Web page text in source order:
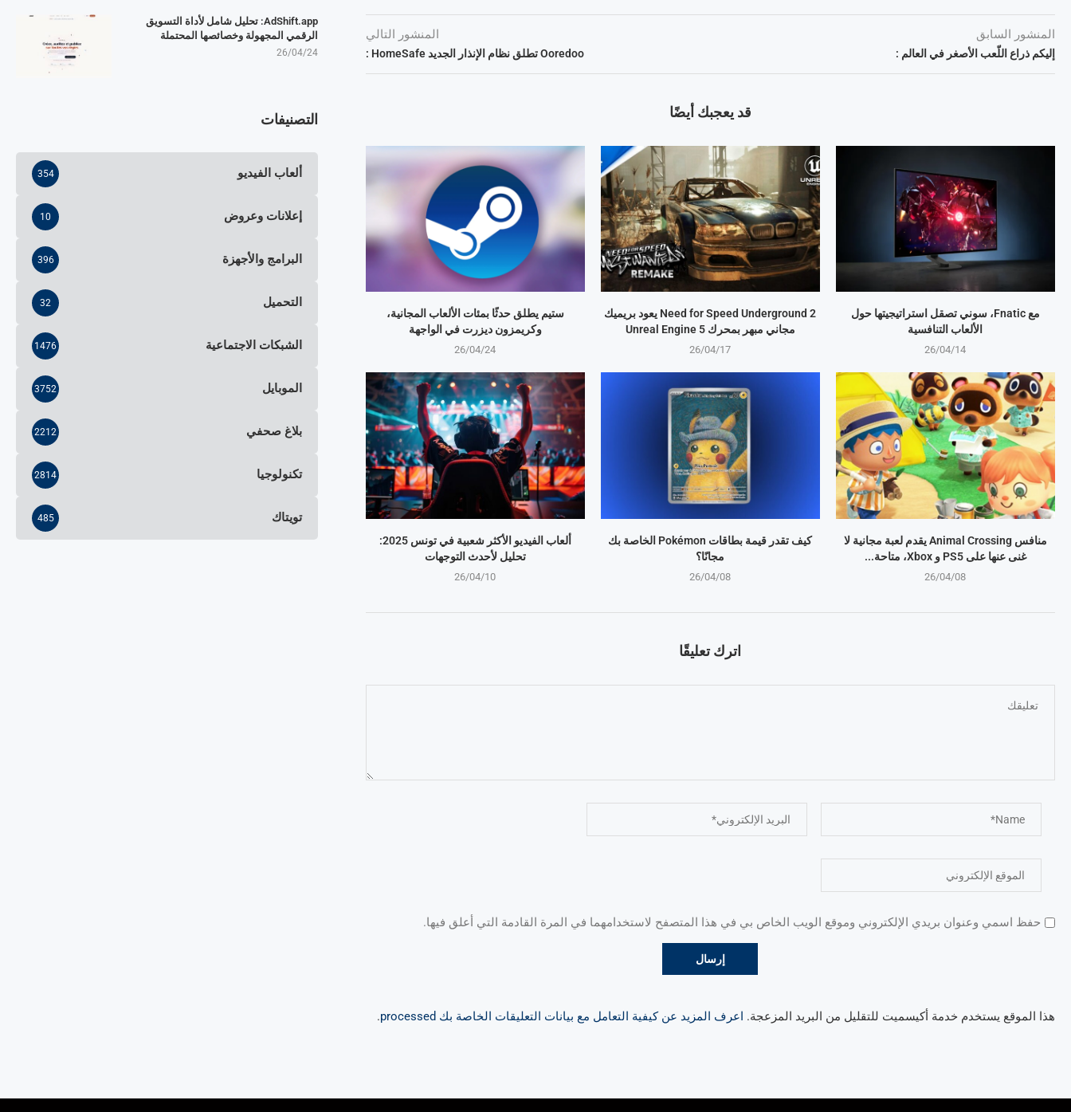
المنشور السابق
إليكم ذراع اللّعب الأصغر في العالم :
المنشور التالي
Ooredoo تطلق نظام الإنذار الجديد HomeSafe :
قد يعجبك أيضًا
ستيم يطلق حدثًا بمئات الألعاب المجانية،
وكريمزون ديزرت في الواجهة
26/04/24
Need for Speed Underground 2 يعود بريميك
مجاني مبهر بمحرك Unreal Engine 5
26/04/17
مع Fnatic، سوني تصقل استراتيجيتها حول
الألعاب التنافسية
26/04/14
ألعاب الفيديو الأكثر شعبية في تونس 2025:
تحليل لأحدث التوجهات
26/04/10
كيف تقدر قيمة بطاقات Pokémon الخاصة بك
مجانًا؟
26/04/08
منافس Animal Crossing يقدم لعبة مجانية لا
غنى عنها على PS5 و Xbox، متاحة...
26/04/08
اترك تعليقًا
حفظ اسمي وعنوان بريدي الإلكتروني وموقع الويب الخاص بي في هذا المتصفح لاستخدامهما في المرة القادمة التي أعلق فيها.
هذا الموقع يستخدم خدمة أكيسميت للتقليل من البريد المزعجة. اعرف المزيد عن كيفية التعامل مع بيانات التعليقات الخاصة بك processed .
AdShift.app: تحليل شامل لأداة التسويق
الرقمي المجهولة وخصائصها المحتملة
26/04/24
التصنيفات
ألعاب الفيديو 354
إعلانات وعروض 10
البرامج والأجهزة 396
التحميل 32
الشبكات الاجتماعية 1476
الموبايل 3752
بلاغ صحفي 2212
تكنولوجيا 2814
تويتاك 485